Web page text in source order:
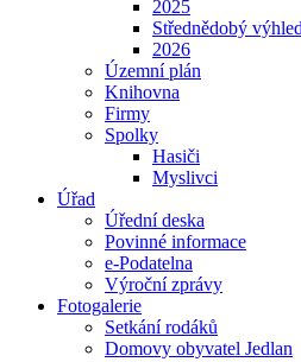
2025
Střednědobý
2026
Územní plán
Knihovna
Firmy
Spolky
Hasiči
Myslivci
Úřad
Úřední deska
Povinné informace
e-Podatelna
Výroční zprávy
Fotogalerie
Setkání rodáků
Domovy obyvatel Jedlan